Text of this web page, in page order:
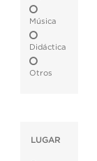
Música
Didáctica
Otros
LUGAR